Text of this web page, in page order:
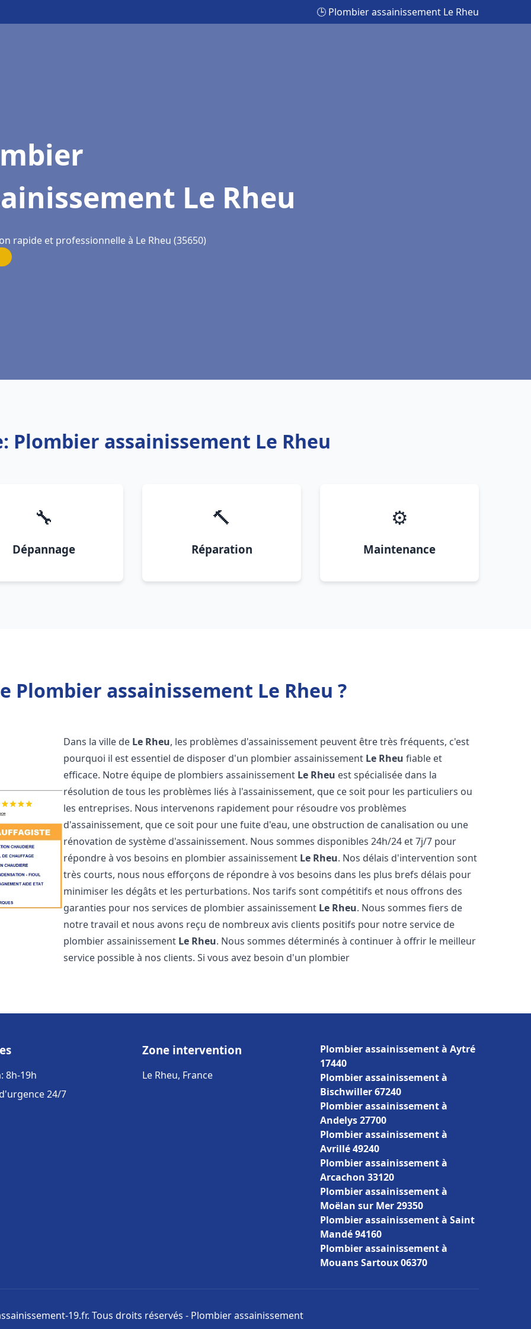
🕒 Plombier assainissement Le Rheu
Le Rheu
rapide et professionnelle à Le Rheu (35650)
Plombier assainissement Le Rheu
🔧
Dépannage
🔨
Réparation
⚙️
Maintenance
Plombier assainissement Le Rheu ?
Dans la ville de Le Rheu, les problèmes d'assainissement peuvent être très fréquents, c'est
pourquoi il est essentiel de disposer d'un plombier assainissement Le Rheu fiable et
efficace. Notre équipe de plombiers assainissement Le Rheu est spécialisée dans la
résolution de tous les problèmes liés à l'assainissement, que ce soit pour les particuliers ou
les entreprises. Nous intervenons rapidement pour résoudre vos problèmes
d'assainissement, que ce soit pour une fuite d'eau, une obstruction de canalisation ou une
rénovation de système d'assainissement. Nous sommes disponibles 24h/24 et 7j/7 pour
répondre à vos besoins en plombier assainissement Le Rheu. Nos délais d'intervention sont
très courts, nous nous efforçons de répondre à vos besoins dans les plus brefs délais pour
minimiser les dégâts et les perturbations. Nos tarifs sont compétitifs et nous offrons des
garanties pour nos services de plombier assainissement Le Rheu. Nous sommes fiers de
notre travail et nous avons reçu de nombreux avis clients positifs pour notre service de
plombier assainissement Le Rheu. Nous sommes déterminés à continuer à offrir le meilleur
service possible à nos clients. Si vous avez besoin d'un plombier
8h-19h
24/7
Zone intervention
Le Rheu, France
Plombier assainissement à Aytré
17440
Plombier assainissement à
Bischwiller 67240
Plombier assainissement à
Andelys 27700
Plombier assainissement à
Avrillé 49240
Plombier assainissement à
Arcachon 33120
Plombier assainissement à
Moëlan sur Mer 29350
Plombier assainissement à Saint
Mandé 94160
Plombier assainissement à
Mouans Sartoux 06370
19.fr. Tous droits réservés - Plombier assainissement